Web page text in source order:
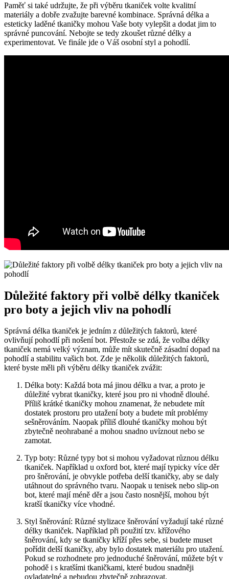
Paměť si také udržujte, že ⁢při výběru tkaniček volte kvalitní
materiály a dobře zvažujte barevné kombinace. ⁢Správná délka a
esteticky laděné tkaničky⁤ mohou‍ Vaše boty vylepšit a dodat jim to
správné puncování. Nebojte se tedy zkoušet různé délky a
experimentovat. Ve finále jde o Váš osobní styl a pohodlí.
Důležité faktory při volbě délky tkaniček
pro boty a jejich vliv ​na pohodlí
Správná délka tkaniček je jedním z ‍důležitých ⁣faktorů, které
ovlivňují pohodlí při nošení bot. Přestože se zdá, že⁢ volba délky
tkaniček nemá velký význam, může mít skutečně zásadní dopad na
pohodlí a stabilitu vašich bot. Zde ​je několik důležitých faktorů,
které⁣ byste měli ‌při výběru délky tkaniček zvážit:
Délka boty: Každá bota⁢ má jinou délku a tvar, a proto je
důležité vybrat tkaničky, které jsou pro ni vhodně dlouhé.
Příliš krátké tkaničky mohou znamenat, že nebudete mít
dostatek prostoru pro utažení boty a budete mít problémy‍
sešněrováním. Naopak příliš ‌dlouhé tkaničky mohou být
zbytečně‌ neohrabané a mohou snadno uvíznout nebo se
zamotat.
Typ boty: Různé typy bot si mohou vyžadovat různou ‍délku
tkaniček. Například u oxford bot, které mají ​typicky ‍více děr
pro⁣ šněrování, je obvykle potřeba‍ delší tkaničky, ‍aby se daly
utáhnout do správného tvaru. Naopak u tenisek nebo slip-on
bot, které mají méně děr a jsou často nosnější, mohou být
kratší tkaničky více vhodné.
Styl šněrování: Různé stylizace šněrování vyžadují také ⁢různé‌
délky tkaniček. Například při použití tzv. křížového
šněrování, kdy se‍ tkaničky kříží přes sebe, si budete muset
pořídit delší tkaničky, aby bylo dostatek materiálu pro utažení.
Pokud se rozhodnete pro jednoduché ⁢šněrování, můžete být v
pohodě i s ⁤kratšími tkaničkami, které budou snadněji
ovladatelné ‍a nebudou zbytečně zobrazovat.